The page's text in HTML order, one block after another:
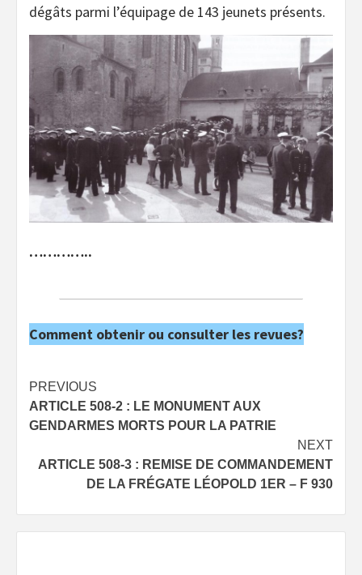
dégâts parmi l’équipage de 143 jeunets présents.
…………..
Comment obtenir ou consulter les revues?
Post
navigation
PREVIOUS
ARTICLE 508-2 : LE MONUMENT AUX
GENDARMES MORTS POUR LA PATRIE
NEXT
ARTICLE 508-3 : REMISE DE COMMANDEMENT
DE LA FRÉGATE LÉOPOLD 1ER – F 930